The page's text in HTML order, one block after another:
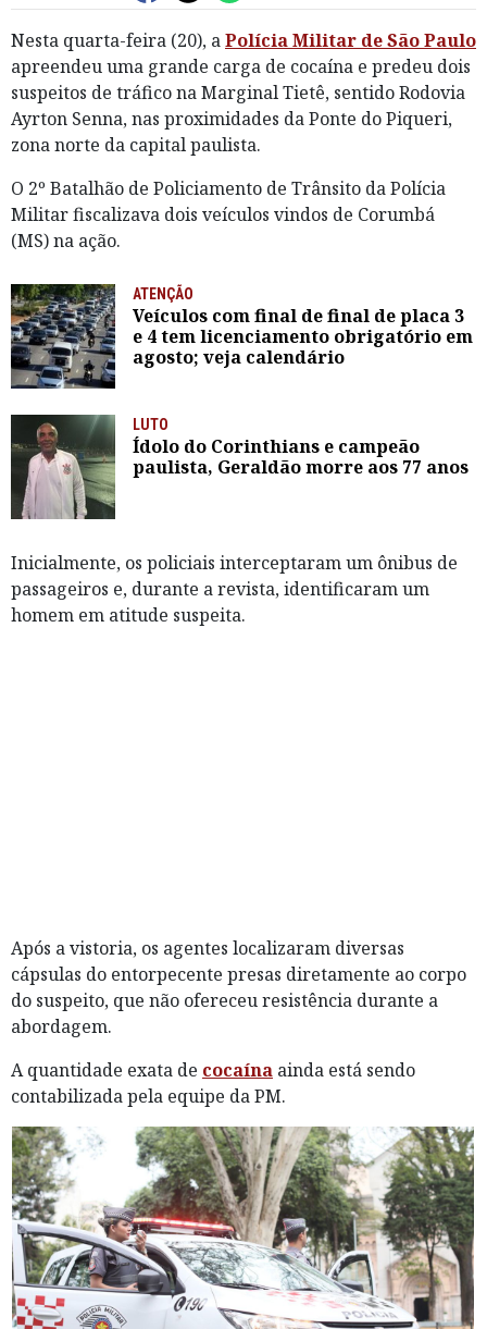
Nesta quarta-feira (20), aPolícia Militar de São Paulo
apreendeu uma grande carga de cocaína e predeu dois
suspeitos de tráfico na Marginal Tietê, sentido Rodovia
Ayrton Senna, nas proximidades da Ponte do Piqueri,
zona norte da capital paulista.
O 2º Batalhão de Policiamento de Trânsito da Polícia
Militar fiscalizava dois veículos vindos de Corumbá
(MS) na ação.
ATENÇÃO
Veículos com final de final de placa 3
e 4 tem licenciamento obrigatório em
agosto; veja calendário
LUTO
Ídolo do Corinthians e campeão
paulista, Geraldão morre aos 77 anos
Inicialmente, os policiais interceptaram um ônibus de
passageiros e, durante a revista, identificaram um
homem em atitude suspeita.
Após a vistoria, os agentes localizaram diversas
cápsulas do entorpecente presas diretamente ao corpo
do suspeito, que não ofereceu resistência durante a
abordagem.
A quantidade exata de cocaína ainda está sendo
contabilizada pela equipe da PM.